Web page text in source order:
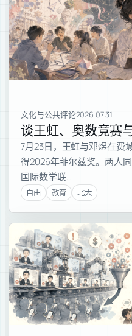
文化与公共评论2026.07.31
谈王虹、奥数竞赛
7月23日，王虹与邓煜在费
得2026年菲尔兹奖。两人
国际数学联…
自由 教育 北大